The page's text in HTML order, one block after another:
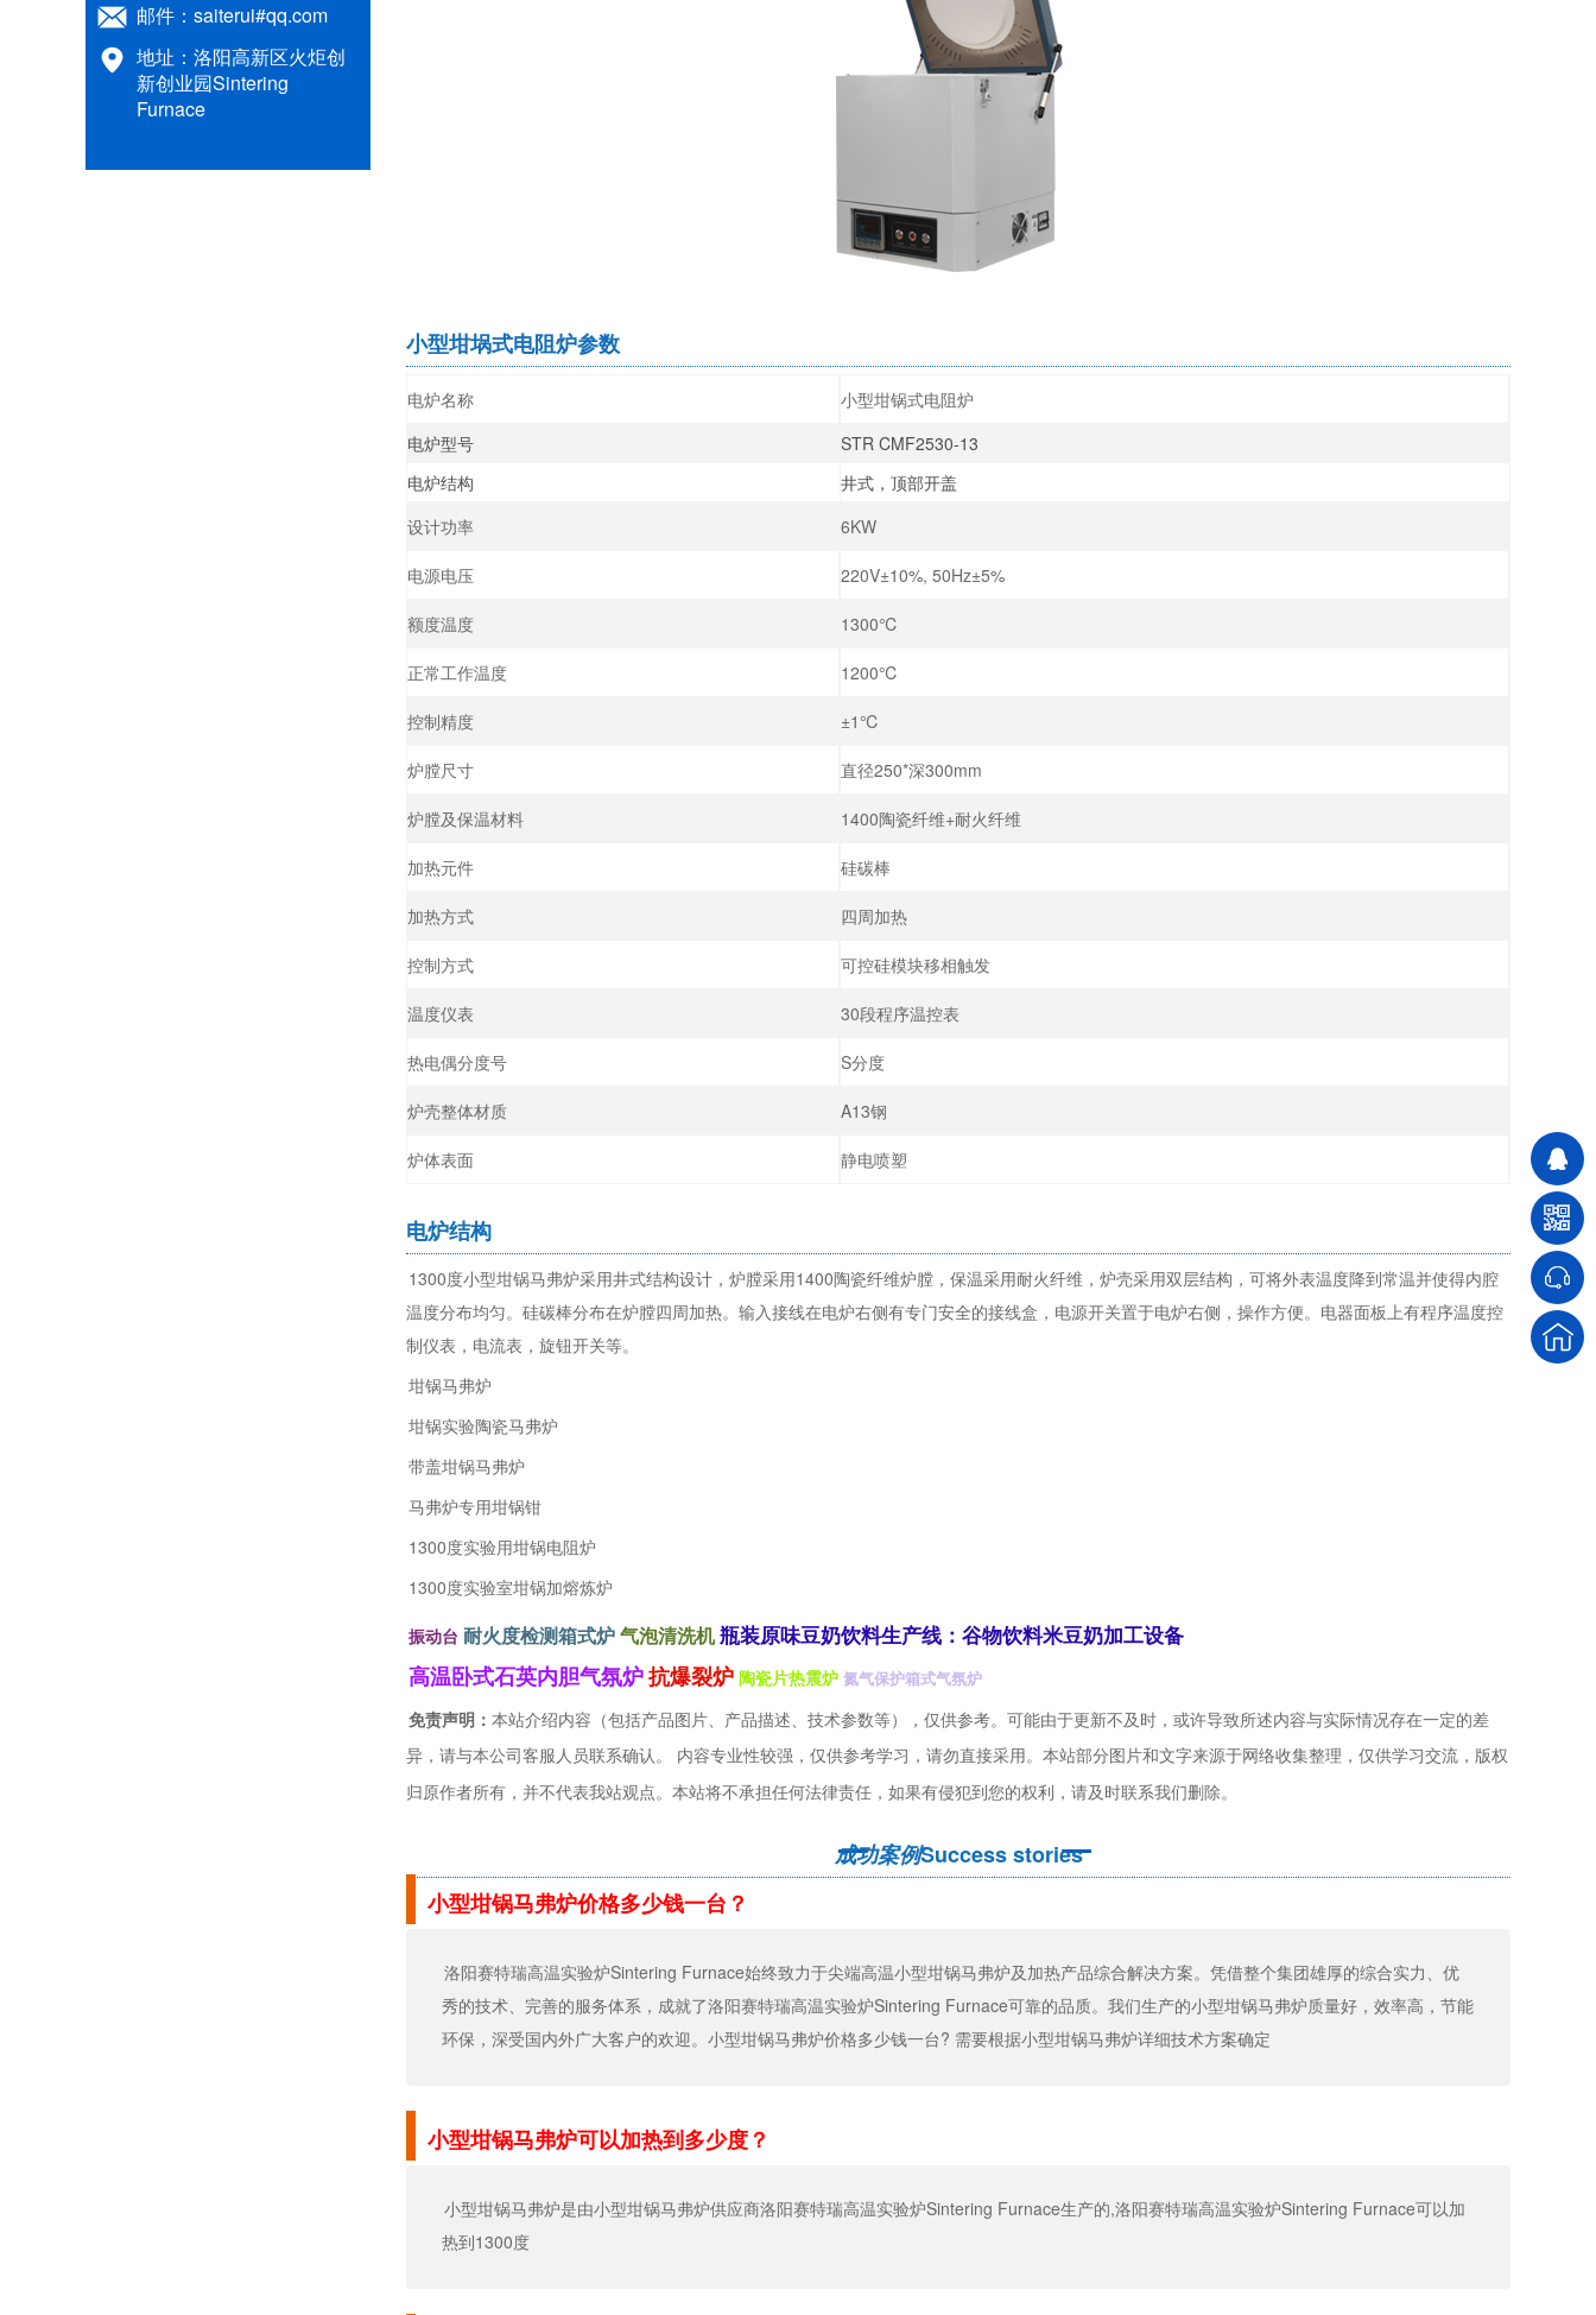
小型坩埚式电阻炉参数
电炉名称
小型坩锅式电阻炉
电炉型号
STR CMF2530-13
电炉结构
井式，顶部开盖
设计功率
6KW
电源电压 220V±10%, 50Hz±5%
额度温度 1300℃
正常工作温度 1200℃
控制精度 ±1℃
炉膛尺寸 直径250*深300mm
炉膛及保温材料 1400陶瓷纤维+耐火纤维
加热元件 硅碳棒
加热方式 四周加热
控制方式 可控硅模块移相触发
温度仪表 30段程序温控表
热电偶分度号 S分度
炉壳整体材质 A13钢
炉体表面 静电喷塑
电炉结构
1300度小型坩锅马弗炉采用井式结构设计，炉膛采用1400陶瓷纤维炉膛，保温采用耐火纤维，炉壳采用双层结构，可将外表温度降到常温并使得内腔
温度分布均匀。硅碳棒分布在炉膛四周加热。输入接线在电炉右侧有专门安全的接线盒，电源开关置于电炉右侧，操作方便。电器面板上有程序温度控
制仪表，电流表，旋钮开关等。
坩锅马弗炉
坩锅实验陶瓷马弗炉
带盖坩锅马弗炉
马弗炉专用坩锅钳
1300度实验用坩锅电阻炉
1300度实验室坩锅加熔炼炉
振动台 耐火度检测箱式炉气泡清洗机瓶装原味豆奶饮料生产线：谷物饮料米豆奶加工设备
高温卧式石英内胆气氛炉抗爆裂炉 陶瓷片热震炉 氮气保护箱式气氛炉
免责声明： 本站介绍内容（包括产品图片、产品描述、技术参数等），仅供参考。可能由于更新不及时，或许导致所述内容与实际情况存在一定的差
异，请与本公司客服人员联系确认。
内容专业性较强，仅供参考学习，请勿直接采用。本站部分图片和文字来源于网络收集整理，仅供学习交流，版权
归原作者所有，并不代表我站观点。本站将不承担任何法律责任，如果有侵犯到您的权利，请及时联系我们删除。
成功案例Success stories
小型坩锅马弗炉价格多少钱一台？
洛阳赛特瑞高温实验炉Sintering Furnace始终致力于尖端高温小型坩锅马弗炉及加热产品综合解决方案。凭借整个集团雄厚的综合实力、优
秀的技术、完善的服务体系，成就了洛阳赛特瑞高温实验炉Sintering Furnace可靠的品质。我们生产的小型坩锅马弗炉质量好，效率高，节能
环保，深受国内外广大客户的欢迎。小型坩锅马弗炉价格多少钱一台? 需要根据小型坩锅马弗炉详细技术方案确定
小型坩锅马弗炉可以加热到多少度？
小型坩锅马弗炉是由小型坩锅马弗炉供应商洛阳赛特瑞高温实验炉Sintering Furnace生产的,洛阳赛特瑞高温实验炉Sintering Furnace可以加
热到1300度
900立式红外加热管式炉：红
STR AM12-17箱式气氛炉：17
邮件： saiterui#qq.com
地址：洛阳高新区火炬创
新创业园Sintering
Furnace